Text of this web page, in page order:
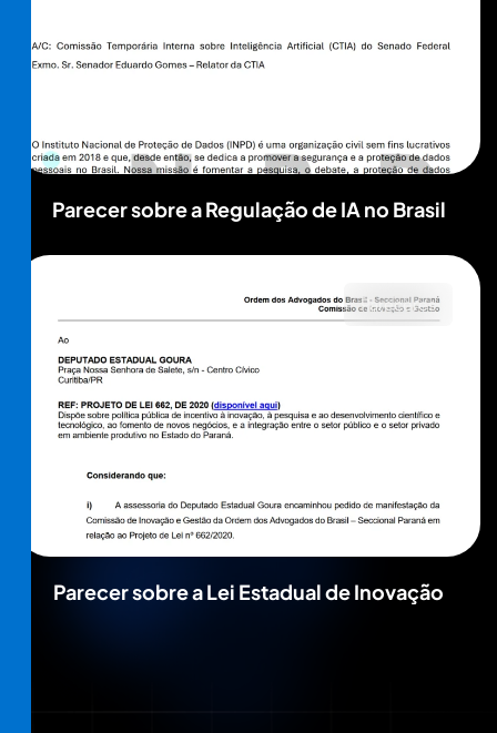
Parecer sobre a Regulação de IA no Brasil
Pareceres
Parecer sobre a Lei Estadual de Inovação